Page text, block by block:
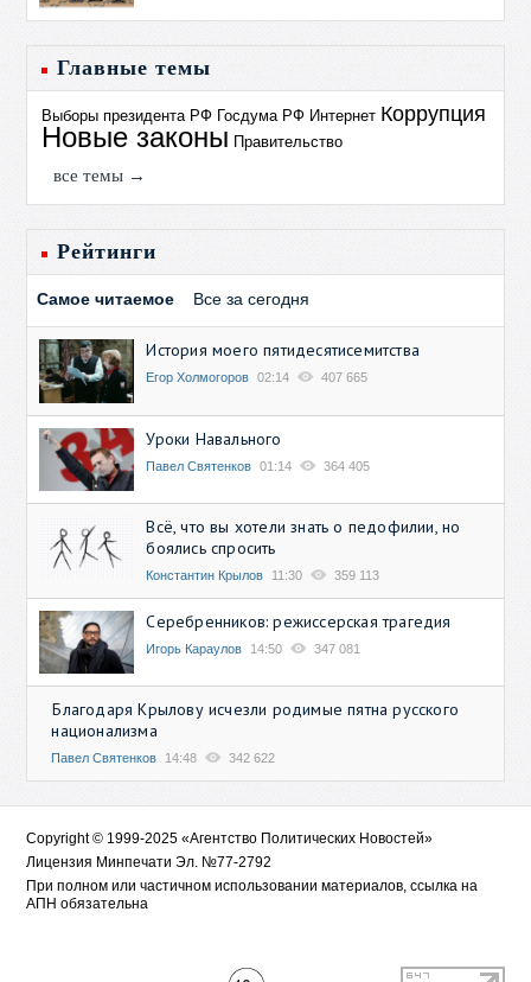
Главные темы
Выборы президента РФ Госдума РФ Интернет Коррупция
Новые законы Правительство
все темы →
Рейтинги
Самое читаемое Все за сегодня
История моего пятидесятисемитства
Егор Холмогоров 02:14 407 665
Уроки Навального
Павел Святенков 01:14 364 405
Всё, что вы хотели знать о педофилии, но
боялись спросить
Константин Крылов 11:30 359 113
Серебренников: режиссерская трагедия
Игорь Караулов 14:50 347 081
Благодаря Крылову исчезли родимые пятна русского
национализма
Павел Святенков 14:48 342 622
Copyright © 1999-2025 «Агентство Политических Новостей»
Лицензия Минпечати Эл. №77-2792
При полном или частичном использовании материалов, ссылка на
АПН обязательна